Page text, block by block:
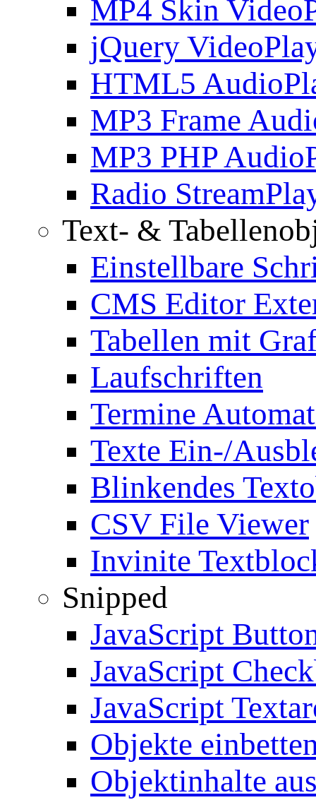
MP4 Skin
jQuery
HTML5
MP3 Frame
MP3 PHP
Radio
Text- &
Einstellbare
CMS Editor
Tabellen mit
Laufschriften
Termine
Texte Ein-/
Blinkendes
CSV File Viewer
Invinite
Snipped
JavaScript
JavaScript
JavaScript
Objekte
Objektinhalte